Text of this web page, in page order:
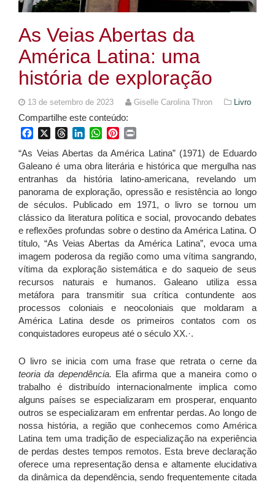
As Veias Abertas da
América Latina: uma
história de exploração
13 de setembro de 2023 Giselle Carolina Thron Livro
Compartilhe este conteúdo:
FacebookThreadsLinkedInWhatsApp
Pinterest
“As Veias Abertas da América Latina” (1971) de Eduardo
Galeano é uma obra literária e histórica que mergulha nas
entranhas da história latino-americana, revelando um
panorama de exploração, opressão e resistência ao longo
de séculos. Publicado em 1971, o livro se tornou um
clássico da literatura política e social, provocando debates
e reflexões profundas sobre o destino da América Latina. O
título, “As Veias Abertas da América Latina”, evoca uma
imagem poderosa da região como uma vítima sangrando,
vítima da exploração sistemática e do saqueio de seus
recursos naturais e humanos. Galeano utiliza essa
metáfora para transmitir sua crítica contundente aos
processos coloniais e neocoloniais que moldaram a
América Latina desde os primeiros contatos com os
conquistadores europeus até o século XX.·.
O livro se inicia com uma frase que retrata o cerne da
teoria da dependência. Ela afirma que a maneira como o
trabalho é distribuído internacionalmente implica como
alguns países se especializaram em prosperar, enquanto
outros se especializaram em enfrentar perdas. Ao longo de
nossa história, a região que conhecemos como América
Latina tem uma tradição de especialização na experiência
de perdas destes tempos remotos. Esta breve declaração
oferece uma representação densa e altamente elucidativa
da dinâmica da dependência, sendo frequentemente citada